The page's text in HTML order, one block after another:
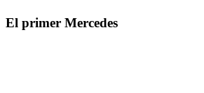
El primer Mercedes